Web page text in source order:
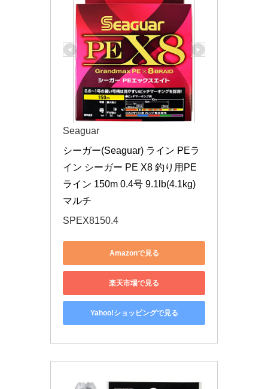
Seaguar
シーガー(Seaguar) ライン PEラ
イン シーガー PE X8 釣り用PE
ライン 150m 0.4号 9.1lb(4.1kg)
マルチ
SPEX8150.4
Amazonで見る
楽天市場で見る
Yahoo!ショッピングで見る